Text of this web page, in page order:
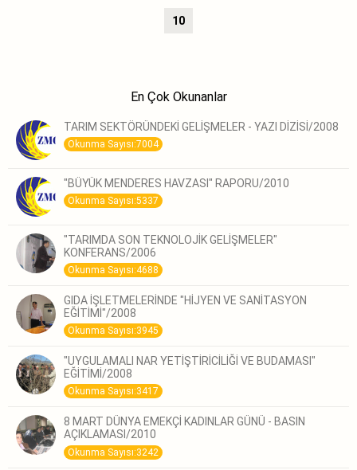
10
En Çok Okunanlar
TARIM SEKTÖRÜNDEKİ GELİŞMELER - YAZI DİZİSİ/2008
Okunma Sayısı:7004
"BÜYÜK MENDERES HAVZASI" RAPORU/2010
Okunma Sayısı:5337
"TARIMDA SON TEKNOLOJİK GELİŞMELER"
KONFERANS/2006
Okunma Sayısı:4688
GIDA İŞLETMELERİNDE "HİJYEN VE SANİTASYON
EĞİTİMİ"/2008
Okunma Sayısı:3945
"UYGULAMALI NAR YETİŞTİRİCİLİĞİ VE BUDAMASI"
EĞİTİMİ/2008
Okunma Sayısı:3417
8 MART DÜNYA EMEKÇİ KADINLAR GÜNÜ - BASIN
AÇIKLAMASI/2010
Okunma Sayısı:3242